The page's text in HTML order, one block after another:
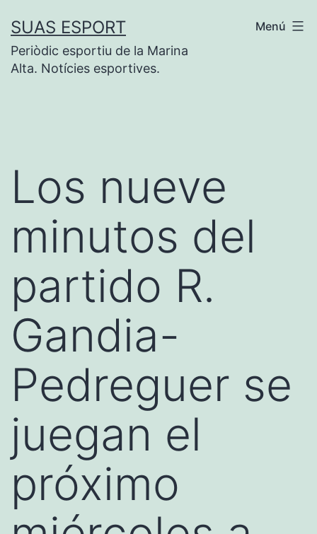
contenido
SUAS ESPORT
Periòdic esportiu de la Marina
Alta. Notícies esportives.
Menú
Los nueve
minutos del
partido R.
Gandia-
Pedreguer se
juegan el
próximo